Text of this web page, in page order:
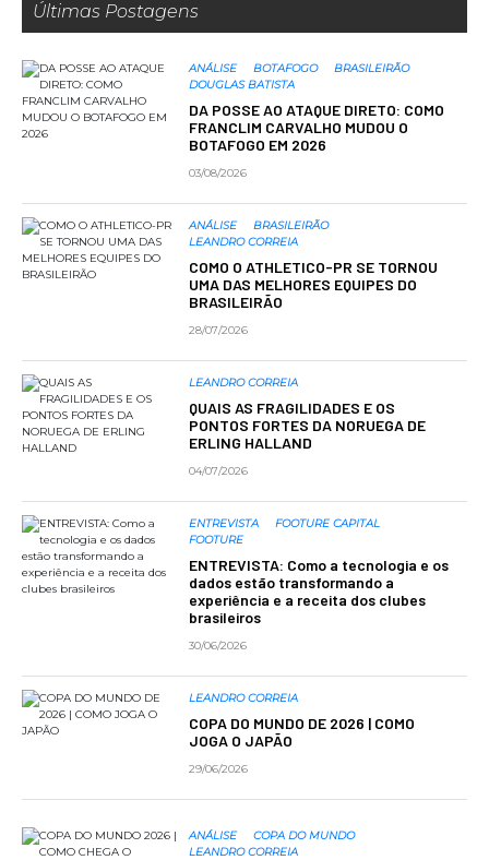
Últimas Postagens
ANÁLISE BOTAFOGO
BRASILEIRÃO
DOUGLAS BATISTA
DA POSSE AO ATAQUE DIRETO: COMO
FRANCLIM CARVALHO MUDOU O
BOTAFOGO EM 2026
03/08/2026
ANÁLISE
BRASILEIRÃO
LEANDRO CORREIA
COMO O ATHLETICO-PR SE TORNOU
UMA DAS MELHORES EQUIPES DO
BRASILEIRÃO
28/07/2026
LEANDRO CORREIA
QUAIS AS FRAGILIDADES E OS
PONTOS FORTES DA NORUEGA DE
ERLING HALLAND
04/07/2026
ENTREVISTA
FOOTURE CAPITAL
FOOTURE
ENTREVISTA: Como a tecnologia e os
dados estão transformando a
experiência e a receita dos clubes
brasileiros
30/06/2026
LEANDRO CORREIA
COPA DO MUNDO DE 2026 | COMO
JOGA O JAPÃO
29/06/2026
ANÁLISE
COPA DO MUNDO
LEANDRO CORREIA